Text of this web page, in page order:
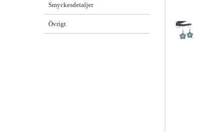
Smyckesdetaljer
Övrigt